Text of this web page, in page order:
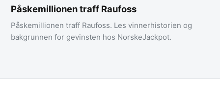
Påskemillionen traff Raufoss
Påskemillionen traff Raufoss. Les vinnerhistorien og
bakgrunnen for gevinsten hos NorskeJackpot.